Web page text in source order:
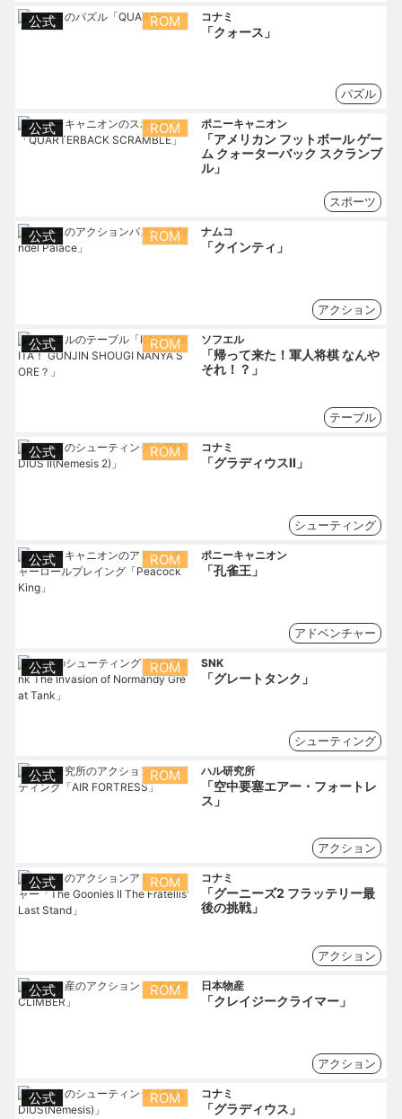
公式 ROM コナミ
「クォース」
パズル
公式 ROM ポニーキャニオン
「アメリカン フットボール ゲー
ム クォーターバック スクランブ
ル」
スポーツ
公式 ROM ナムコ
「クインティ」
アクション
公式 ROM ソフエル
「帰って来た！軍人将棋 なんや
それ！？」
テーブル
公式 ROM コナミ
「グラディウスⅡ」
シューティング
公式 ROM ポニーキャニオン
「孔雀王」
アドベンチャー
公式 ROM SNK
「グレートタンク」
シューティング
公式 ROM ハル研究所
「空中要塞エアー・フォートレ
ス」
アクション
公式 ROM コナミ
「グーニーズ2 フラッテリー最
後の挑戦」
アクション
公式 ROM 日本物産
「クレイジークライマー」
アクション
公式 ROM コナミ
「グラディウス」